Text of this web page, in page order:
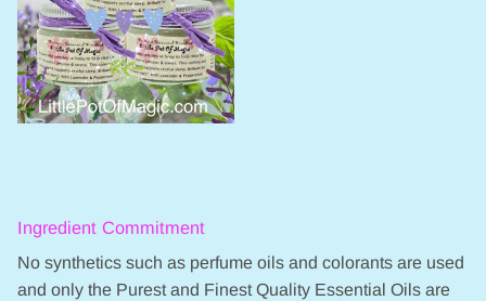
Ingredient Commitment
No synthetics such as perfume oils and colorants are used
and only the Purest and Finest Quality Essential Oils are